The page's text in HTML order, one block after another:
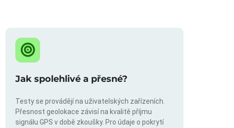
Jak spolehlivé a přesné?
Testy se provádějí na uživatelských zařízeních.
Přesnost geolokace závisí na kvalitě příjmu
signálu GPS v době zkoušky. Pro údaje o pokrytí